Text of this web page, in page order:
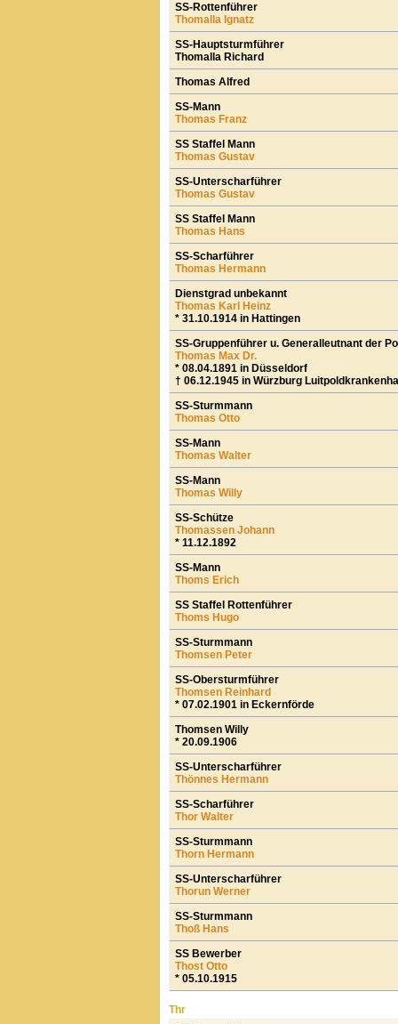
SS-Rottenführer
Thomalla Ignatz
SS-Hauptsturmführer
Thomalla Richard
Thomas Alfred
SS-Mann
Thomas Franz
SS Staffel Mann
Thomas Gustav
SS-Unterscharführer
Thomas Gustav
SS Staffel Mann
Thomas Hans
SS-Scharführer
Thomas Hermann
Dienstgrad unbekannt
Thomas Karl Heinz
* 31.10.1914 in Hattingen
SS-Gruppenführer u. Generalleutnant der
Thomas Max Dr.
* 08.04.1891 in Düsseldorf
† 06.12.1945 in Würzburg
SS-Sturmmann
Thomas Otto
SS-Mann
Thomas Walter
SS-Mann
Thomas Willy
SS-Schütze
Thomassen Johann
* 11.12.1892
SS-Mann
Thoms Erich
SS Staffel Rottenführer
Thoms Hugo
SS-Sturmmann
Thomsen Peter
SS-Obersturmführer
Thomsen Reinhard
* 07.02.1901 in Eckernförde
Thomsen Willy
* 20.09.1906
SS-Unterscharführer
Thönnes Hermann
SS-Scharführer
Thor Walter
SS-Sturmmann
Thorn Hermann
SS-Unterscharführer
Thorun Werner
SS-Sturmmann
Thoß Hans
SS Bewerber
Thost Otto
* 05.10.1915
Thr